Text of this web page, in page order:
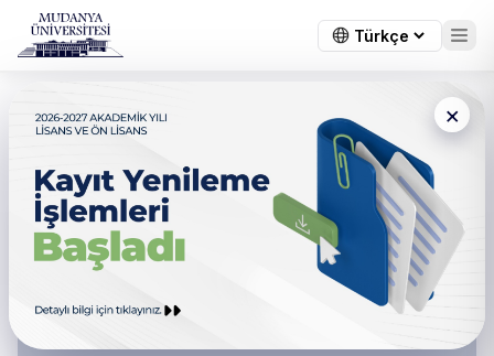
×
Erasmus+ Koordinatörlüğü